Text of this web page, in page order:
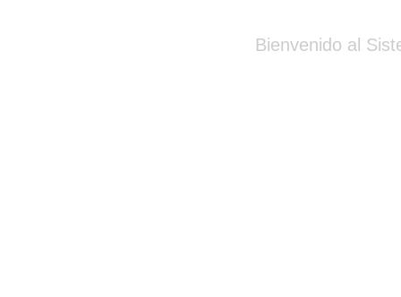
Bienvenido al